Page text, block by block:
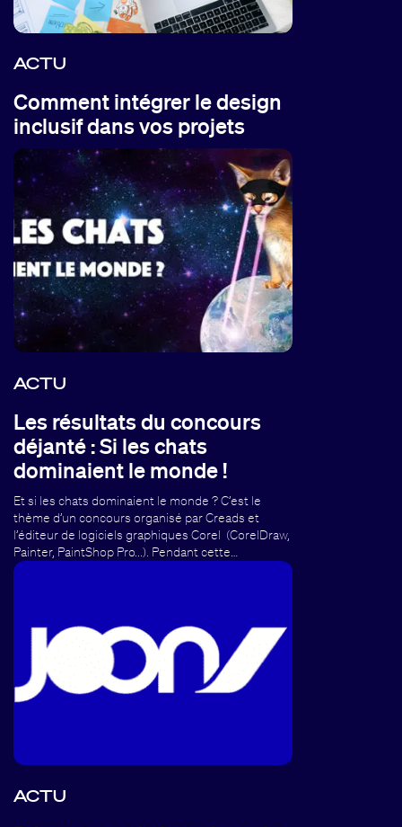
ACTU
Comment intégrer le design
inclusif dans vos projets
ACTU
Les résultats du concours
déjanté : Si les chats
dominaient le monde !
Et si les chats dominaient le monde ? C’est le
thème d’un concours organisé par Creads et
l’éditeur de logiciels graphiques Corel (CorelDraw,
Painter, PaintShop Pro...). Pendant cette…
ACTU